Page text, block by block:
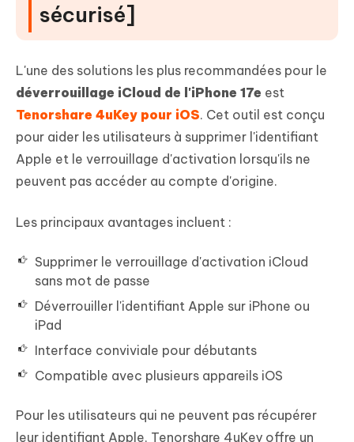
sécurisé]
L'une des solutions les plus recommandées pour le
déverrouillage iCloud de l'iPhone 17e est
Tenorshare 4uKey pour iOS. Cet outil est conçu
pour aider les utilisateurs à supprimer l'identifiant
Apple et le verrouillage d'activation lorsqu'ils ne
peuvent pas accéder au compte d'origine.
Les principaux avantages incluent :
Supprimer le verrouillage d'activation iCloud
sans mot de passe
Déverrouiller l'identifiant Apple sur iPhone ou
iPad
Interface conviviale pour débutants
Compatible avec plusieurs appareils iOS
Pour les utilisateurs qui ne peuvent pas récupérer
leur identifiant Apple, Tenorshare 4uKey offre un